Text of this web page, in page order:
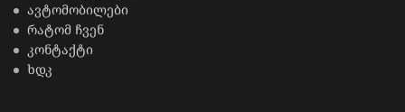
ავტომობილები
რატომ ჩვენ
კონტაქტი
ხდკ